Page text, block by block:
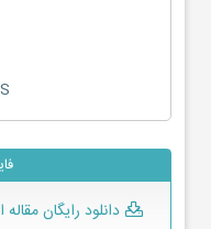
دانلود رایگان